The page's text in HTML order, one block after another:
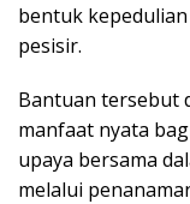
bentuk
pesisir.
Bantuan tersebut
manfaat nyata
upaya bersama
melalui